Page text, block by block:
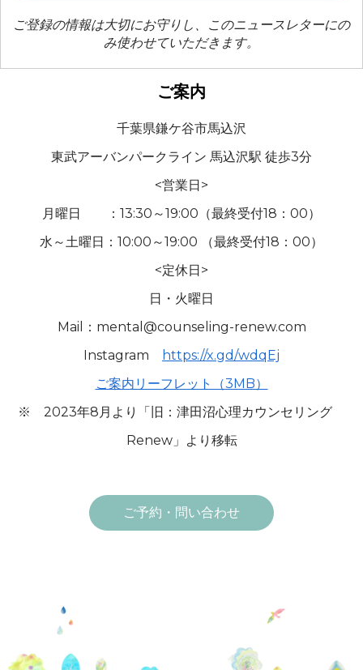
ご登録の情報は大切にお守りし、このニュースレターにの
み使わせていただきます。
ご案内
千葉県鎌ケ谷市馬込沢
東武アーバンパークライン 馬込沢駅 徒歩3分
<営業日>
月曜日 ：13:30～19:00（最終受付18：00）
水～土曜日：10:00～19:00 （最終受付18：00）
<定休日>
日・火曜日
Mail：mental@counseling-renew.com
Instagram
https://x.gd/wdqEj
ご案内リーフレット（3MB）
※ 2023年8月より「旧：津田沼心理カウンセリング
Renew」より移転
ご予約・問い合わせ